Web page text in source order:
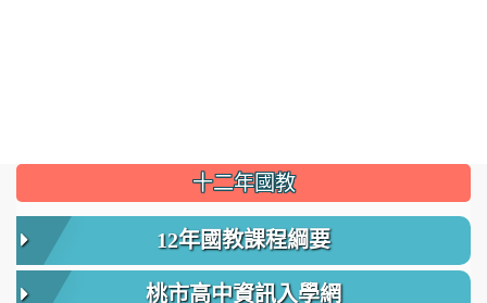
::: 十二年國教
12年國教課程綱要
桃市高中資訊入學網